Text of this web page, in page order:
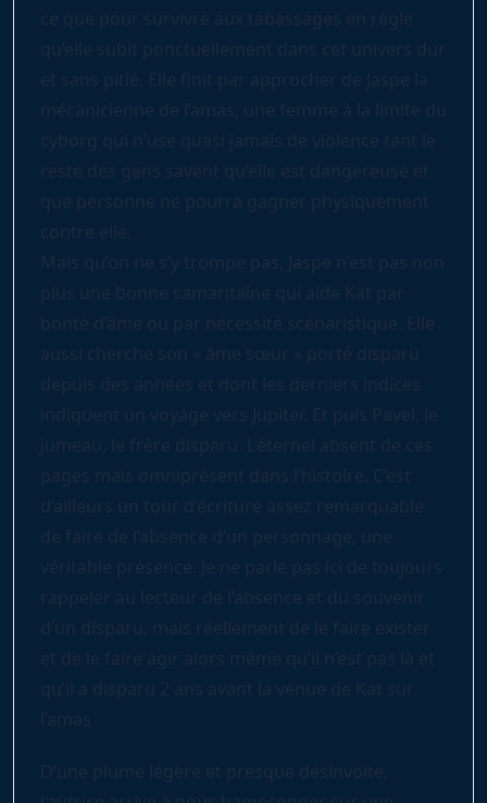
ce que pour survivre aux tabassages en règle
qu’elle subit ponctuellement dans cet univers dur
et sans pitié. Elle finit par approcher de Jaspe la
mécanicienne de l’amas, une femme à la limite du
cyborg qui n’use quasi jamais de violence tant le
reste des gens savent qu’elle est dangereuse et
que personne ne pourra gagner physiquement
contre elle.
Mais qu’on ne s’y trompe pas, Jaspe n’est pas non
plus une bonne samaritaine qui aide Kat par
bonté d’âme ou par nécessité scénaristique. Elle
aussi cherche son « âme sœur » porté disparu
depuis des années et dont les derniers indices
indiquent un voyage vers Jupiter. Et puis Pavel, le
jumeau, le frère disparu. L’éternel absent de ces
pages mais omniprésent dans l’histoire. C’est
d’ailleurs un tour d’écriture assez remarquable
de faire de l’absence d’un personnage, une
véritable présence. Je ne parle pas ici de toujours
rappeler au lecteur de l’absence et du souvenir
d’un disparu, mais réellement de le faire exister
et de le faire agir alors même qu’il n’est pas là et
qu’il a disparu 2 ans avant la venue de Kat sur
l’amas
D’une plume légère et presque désinvolte,